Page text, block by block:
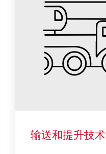
输送和提升技术